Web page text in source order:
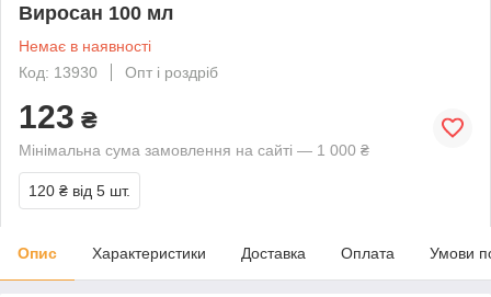
Виросан 100 мл
Немає в наявності
Код: 13930
Опт і роздріб
123 ₴
Мінімальна сума замовлення на сайті — 1 000 ₴
120 ₴ від 5 шт.
Опис Характеристики Доставка Оплата Умови